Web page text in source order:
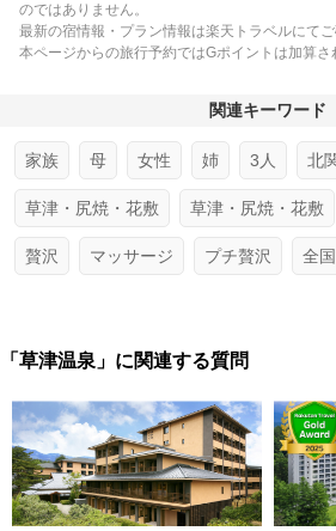
のではありません。
最新の宿情報・プラン情報は楽天トラベルにてご
本ページからの旅行予約ではGポイントは加算さ
関連キーワード
家族 母 女性 姉 3人 北
草津・尻焼・花敷 草津・尻焼・花敷
贅沢 マッサージ プチ贅沢 全
「草津温泉」に関連する質問